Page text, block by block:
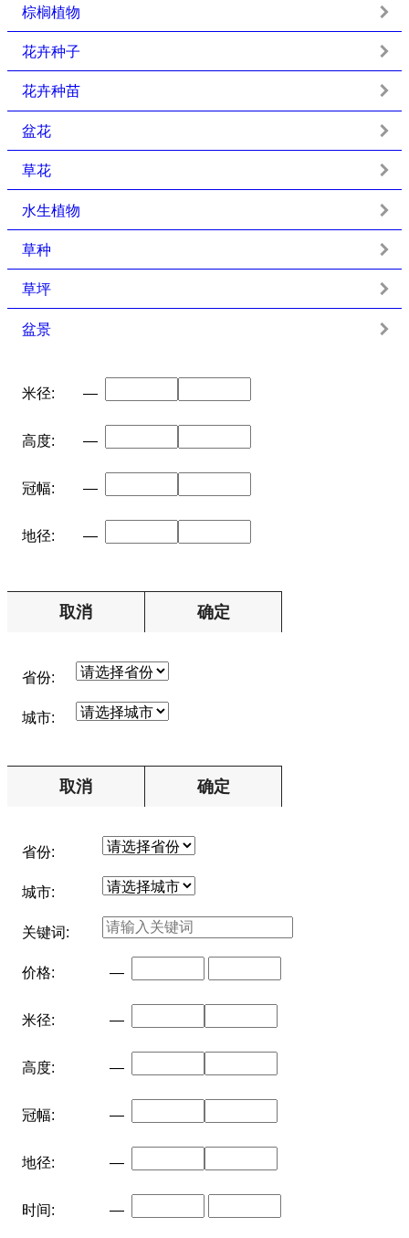
棕榈植物
花卉种子
花卉种苗
盆花
草花
水生植物
草种
草坪
盆景
米径: —
高度: —
冠幅: —
地径: —
取消 确定
省份:
城市:
取消 确定
省份:
城市:
关键词:
价格: —
米径: —
高度: —
冠幅: —
地径: —
时间: —